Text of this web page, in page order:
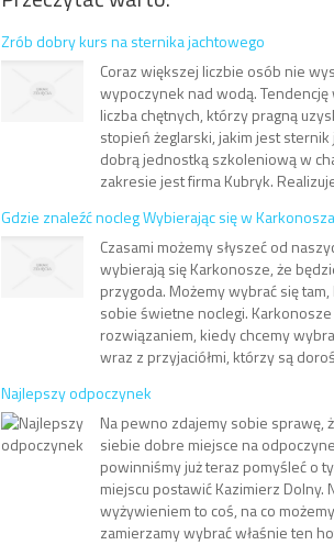
Zrób dobry kurs na sternika jachtowego
Coraz większej liczbie osób nie
wypoczynek nad wodą.
liczba chętnych, którzy pragną
stopień żeglarski, jakim jest
dobrą jednostką szkoleniową w
zakresie jest firma Kubryk.
Gdzie znaleźć nocleg Wybierając się w
Czasami możemy słyszeć od
wybierają się Karkonosze, że
przygoda. Możemy wybrać się
sobie świetne noclegi.
rozwiązaniem, kiedy chcemy
wraz z przyjaciółmi, którzy są
Najlepszy odpoczynek
Na pewno zdajemy sobie sprawę,
siebie dobre miejsce na
powinniśmy już teraz pomyśleć o
miejscu postawić Kazimierz Dolny.
wyżywieniem to coś, na co
zamierzamy wybrać właśnie ten